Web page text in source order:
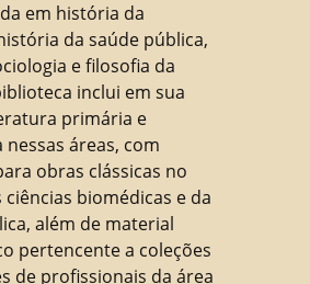
em história da
da saúde pública,
e filosofia da
inclui em sua
primária e
áreas, com
obras clássicas no
ciências biomédicas e da
além de material
pertencente a coleções
de profissionais da área